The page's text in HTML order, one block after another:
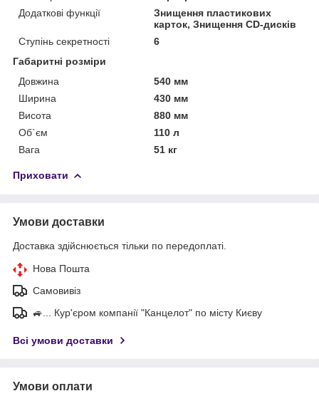
Додаткові функції
Знищення пластикових
карток, Знищення CD-дисків
Ступінь секретності
6
Габаритні розміри
Довжина
540 мм
Ширина
430 мм
Висота
880 мм
Об`єм
110 л
Вага
51 кг
Приховати
Умови доставки
Доставка здійснюється тільки по передоплаті.
Нова Пошта
Самовивіз
🚙... Кур'єром компанії "Канцелот" по місту Києву
Всі умови доставки
Умови оплати